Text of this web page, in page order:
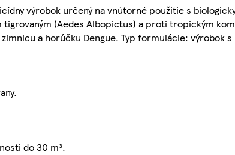
výrobok určený na vnútorné použitie s
(Aedes Albopictus) a proti tropickým
a horúčku Dengue. Typ formulácie: výrobok s
do 30 m³.